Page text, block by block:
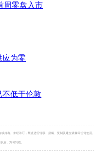
周零盘入市
应为零
不低于伦敦
持有。未经许可，禁止进行转载、摘编、复制及建立镜像等任何使用。
后，方可转载。